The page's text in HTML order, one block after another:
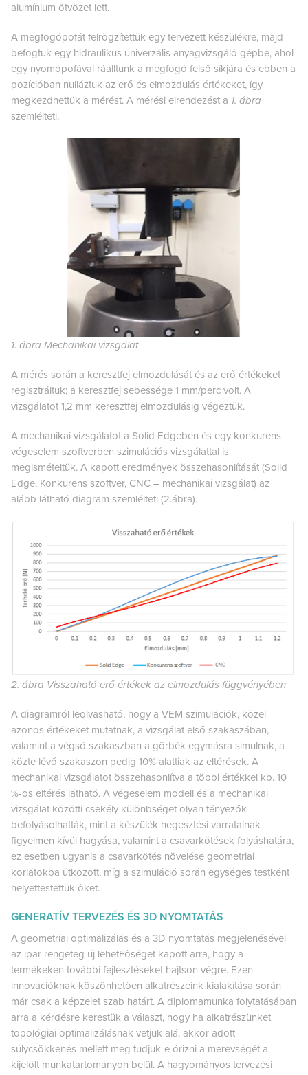
alumínium ötvözet lett.
A megfogópofát felrögzítettük egy tervezett készülékre, majd
befogtuk egy hidraulikus univerzális anyagvizsgáló gépbe, ahol
egy nyomópofával ráálltunk a megfogó felső síkjára és ebben a
pozícióban nulláztuk az erő és elmozdulás értékeket, így
megkezdhettük a mérést. A mérési elrendezést a 1. ábra
szemlélteti.
1. ábra Mechanikai vizsgálat
A mérés során a keresztfej elmozdulását és az erő értékeket
regisztráltuk; a keresztfej sebessége 1 mm/perc volt. A
vizsgálatot 1,2 mm keresztfej elmozdulásig végeztük.
A mechanikai vizsgálatot a Solid Edgeben és egy konkurens
végeselem szoftverben szimulációs vizsgálattal is
megismételtük. A kapott eredmények összehasonlítását (Solid
Edge, Konkurens szoftver, CNC – mechanikai vizsgálat) az
alább látható diagram szemlélteti (2.ábra).
2. ábra Visszaható erő értékek az elmozdulás függvényében
A diagramról leolvasható, hogy a VEM szimulációk, közel
azonos értékeket mutatnak, a vizsgálat első szakaszában,
valamint a végső szakaszban a görbék egymásra simulnak, a
közte lévő szakaszon pedig 10% alattiak az eltérések. A
mechanikai vizsgálatot összehasonlítva a többi értékkel kb. 10
%-os eltérés látható. A végeselem modell és a mechanikai
vizsgálat közötti csekély különbséget olyan tényezők
befolyásolhatták, mint a készülék hegesztési varratainak
figyelmen kívül hagyása, valamint a csavarkötések folyáshatára,
ez esetben ugyanis a csavarkötés növelése geometriai
korlátokba ütközött, míg a szimuláció során egységes testként
helyettestettük őket.
GENERATÍV TERVEZÉS ÉS 3D NYOMTATÁS
A geometriai optimalizálás és a 3D nyomtatás megjelenésével
az ipar rengeteg új lehetFőséget kapott arra, hogy a
termékeken további fejlesztéseket hajtson végre. Ezen
innovációknak köszönhetően alkatrészeink kialakítása során
már csak a képzelet szab határt. A diplomamunka folytatásában
arra a kérdésre kerestük a választ, hogy ha alkatrészünket
topológiai optimalizálásnak vetjük alá, akkor adott
súlycsökkenés mellett meg tudjuk-e őrizni a merevségét a
kijelölt munkatartományon belül. A hagyományos tervezési